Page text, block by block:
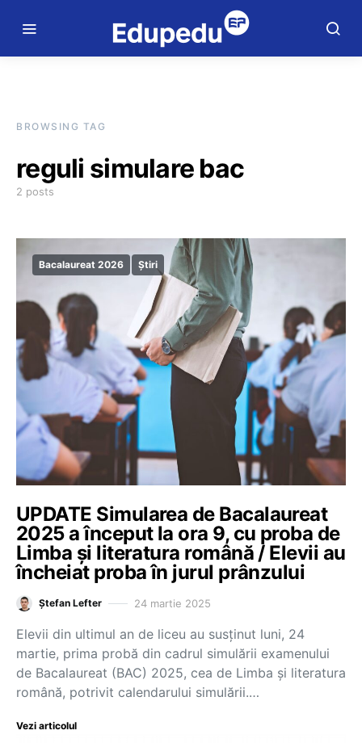
BROWSING TAG
reguli simulare bac
2 posts
Bacalaureat 2026 Știri
UPDATE Simularea de Bacalaureat
2025 a început la ora 9, cu proba de
Limba și literatura română / Elevii au
încheiat proba în jurul prânzului
Ștefan Lefter 24 martie 2025
Elevii din ultimul an de liceu au susținut luni, 24
martie, prima probă din cadrul simulării examenului
de Bacalaureat (BAC) 2025, cea de Limba și literatura
română, potrivit calendarului simulării.…
Vezi articolul